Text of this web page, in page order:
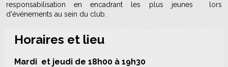
responsabilisation en encadrant les plus jeunes lors
d'événements au sein du club.
Horaires et lieu
Mardi et jeudi de 18h00 à 19h30